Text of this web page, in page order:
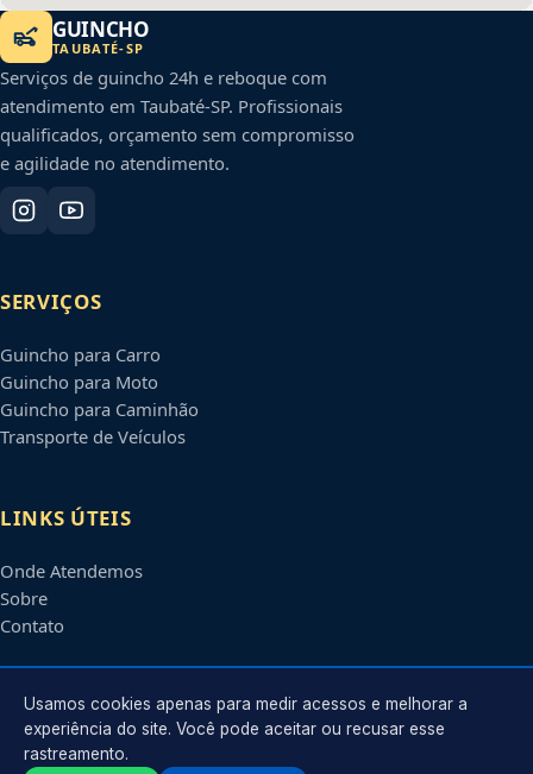
GUINCHO
TAUBATÉ-SP
Serviços de guincho 24h e reboque com
atendimento em Taubaté-SP. Profissionais
qualificados, orçamento sem compromisso
e agilidade no atendimento.
SERVIÇOS
Guincho para Carro
Guincho para Moto
Guincho para Caminhão
Transporte de Veículos
LINKS ÚTEIS
Onde Atendemos
Sobre
Contato
CONTATO
Atendimento em
Usamos cookies apenas para medir acessos e melhorar a
experiência do site. Você pode aceitar ou recusar esse
rastreamento.